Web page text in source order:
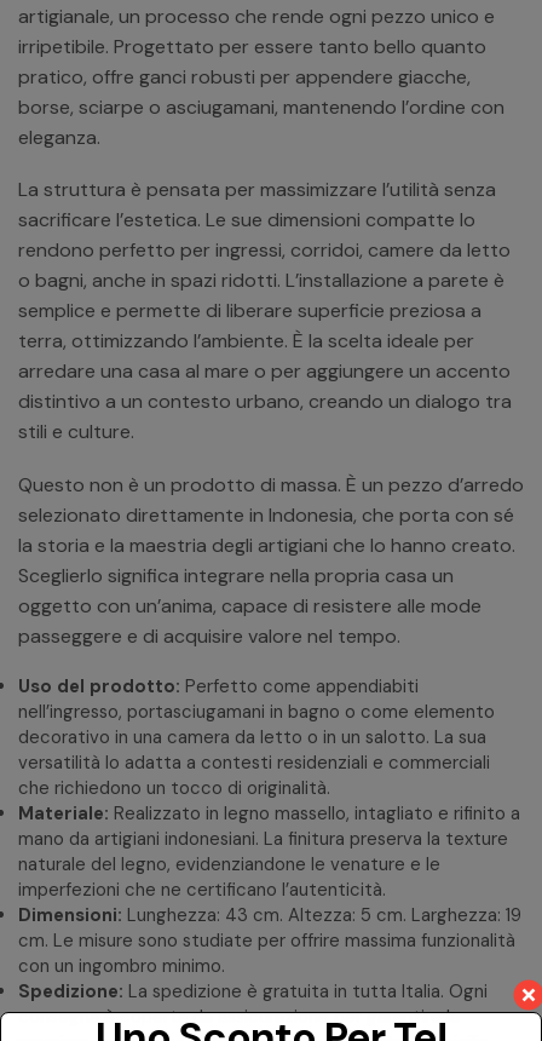
artigianale, un processo che rende ogni pezzo unico e
irripetibile. Progettato per essere tanto bello quanto
pratico, offre ganci robusti per appendere giacche,
borse, sciarpe o asciugamani, mantenendo l’ordine con
eleganza.
La struttura è pensata per massimizzare l’utilità senza
sacrificare l’estetica. Le sue dimensioni compatte lo
rendono perfetto per ingressi, corridoi, camere da letto
o bagni, anche in spazi ridotti. L’installazione a parete è
semplice e permette di liberare superficie preziosa a
terra, ottimizzando l’ambiente. È la scelta ideale per
arredare una casa al mare o per aggiungere un accento
distintivo a un contesto urbano, creando un dialogo tra
stili e culture.
Questo non è un prodotto di massa. È un pezzo d’arredo
selezionato direttamente in Indonesia, che porta con sé
la storia e la maestria degli artigiani che lo hanno creato.
Sceglierlo significa integrare nella propria casa un
oggetto con un’anima, capace di resistere alle mode
passeggere e di acquisire valore nel tempo.
Uso del prodotto: Perfetto come appendiabiti
nell’ingresso, portasciugamani in bagno o come elemento
decorativo in una camera da letto o in un salotto. La sua
versatilità lo adatta a contesti residenziali e commerciali
che richiedono un tocco di originalità.
Materiale: Realizzato in legno massello, intagliato e rifinito a
mano da artigiani indonesiani. La finitura preserva la texture
naturale del legno, evidenziandone le venature e le
imperfezioni che ne certificano l’autenticità.
Dimensioni: Lunghezza: 43 cm. Altezza: 5 cm. Larghezza: 19
cm. Le misure sono studiate per offrire massima funzionalità
con un ingombro minimo.
Spedizione: La spedizione è gratuita in tutta Italia. Ogni
consegna è coperta da assicurazione per garantire la